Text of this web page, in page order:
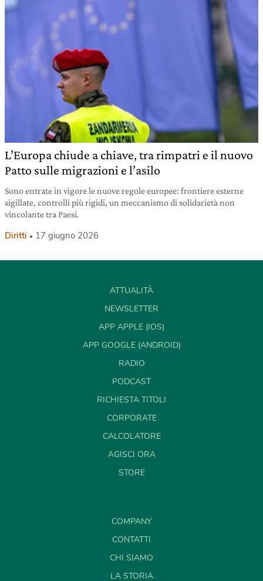
L’Europa chiude a chiave, tra rimpatri e il nuovo
Patto sulle migrazioni e l’asilo
Sono entrate in vigore le nuove regole europee: frontiere esterne
sigillate, controlli più rigidi, un meccanismo di solidarietà non
vincolante tra Paesi.
Diritti 17 giugno 2026
ATTUALITÀ
NEWSLETTER
APP APPLE (IOS)
APP GOOGLE (ANDROID)
RADIO
PODCAST
RICHIESTA TITOLI
CORPORATE
CALCOLATORE
AGISCI ORA
STORE
COMPANY
CONTATTI
CHI SIAMO
LA STORIA